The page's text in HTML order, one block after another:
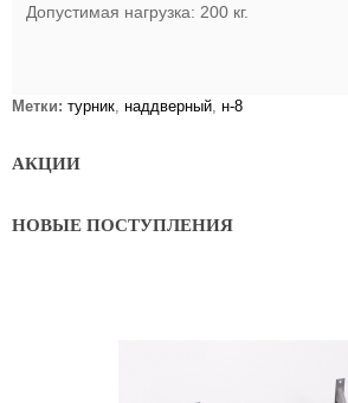
Допустимая нагрузка: 200 кг.
Метки: турник наддверный н-8
АКЦИИ
НОВЫЕ ПОСТУПЛЕНИЯ